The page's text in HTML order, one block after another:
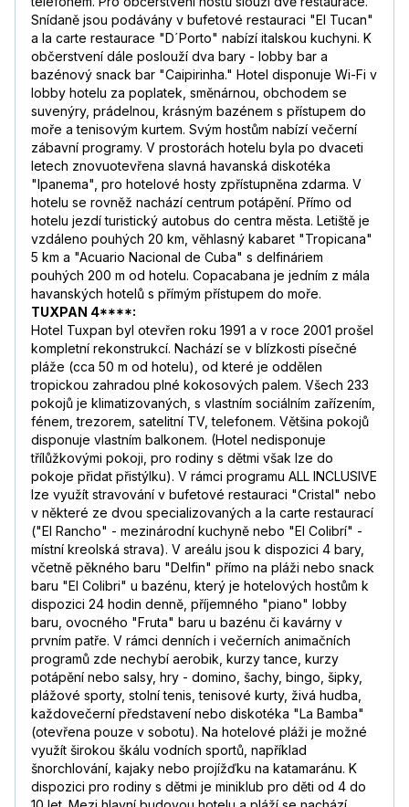
Snídaně jsou podávány v bufetové restauraci "El Tucan"
a la carte restaurace "D´Porto" nabízí italskou kuchyni. K
občerstvení dále poslouží dva bary - lobby bar a
bazénový snack bar "Caipirinha." Hotel disponuje Wi-Fi v
lobby hotelu za poplatek, směnárnou, obchodem se
suvenýry, prádelnou, krásným bazénem s přístupem do
moře a tenisovým kurtem. Svým hostům nabízí večerní
zábavní programy. V prostorách hotelu byla po dvaceti
letech znovuotevřena slavná havanská diskotéka
"Ipanema", pro hotelové hosty zpřístupněna zdarma. V
hotelu se rovněž nachází centrum potápění. Přímo od
hotelu jezdí turistický autobus do centra města. Letiště je
vzdáleno pouhých 20 km, věhlasný kabaret "Tropicana"
5 km a "Acuario Nacional de Cuba" s delfináriem
pouhých 200 m od hotelu. Copacabana je jedním z mála
havanských hotelů s přímým přístupem do moře.
TUXPAN 4****:
Hotel Tuxpan byl otevřen roku 1991 a v roce 2001 prošel
kompletní rekonstrukcí. Nachází se v blízkosti písečné
pláže (cca 50 m od hotelu), od které je oddělen
tropickou zahradou plné kokosových palem. Všech 233
pokojů je klimatizovaných, s vlastním sociálním zařízením,
fénem, trezorem, satelitní TV, telefonem. Většina pokojů
disponuje vlastním balkonem. (Hotel nedisponuje
třílůžkovými pokoji, pro rodiny s dětmi však lze do
pokoje přidat přistýlku). V rámci programu ALL INCLUSIVE
lze využít stravování v bufetové restauraci "Cristal" nebo
v některé ze dvou specializovaných a la carte restaurací
("El Rancho" - mezinárodní kuchyně nebo "El Colibrí" -
místní kreolská strava). V areálu jsou k dispozici 4 bary,
včetně pěkného baru "Delfin" přímo na pláži nebo snack
baru "El Colibri" u bazénu, který je hotelových hostům k
dispozici 24 hodin denně, příjemného "piano" lobby
baru, ovocného "Fruta" baru u bazénu či kavárny v
prvním patře. V rámci denních i večerních animačních
programů zde nechybí aerobik, kurzy tance, kurzy
potápění nebo salsy, hry - domino, šachy, bingo, šipky,
plážové sporty, stolní tenis, tenisové kurty, živá hudba,
každovečerní představení nebo diskotéka "La Bamba"
(otevřena pouze v sobotu). Na hotelové pláži je možné
využít širokou škálu vodních sportů, například
šnorchlování, kajaky nebo projížďku na katamaránu. K
dispozici pro rodiny s dětmi je miniklub pro děti od 4 do